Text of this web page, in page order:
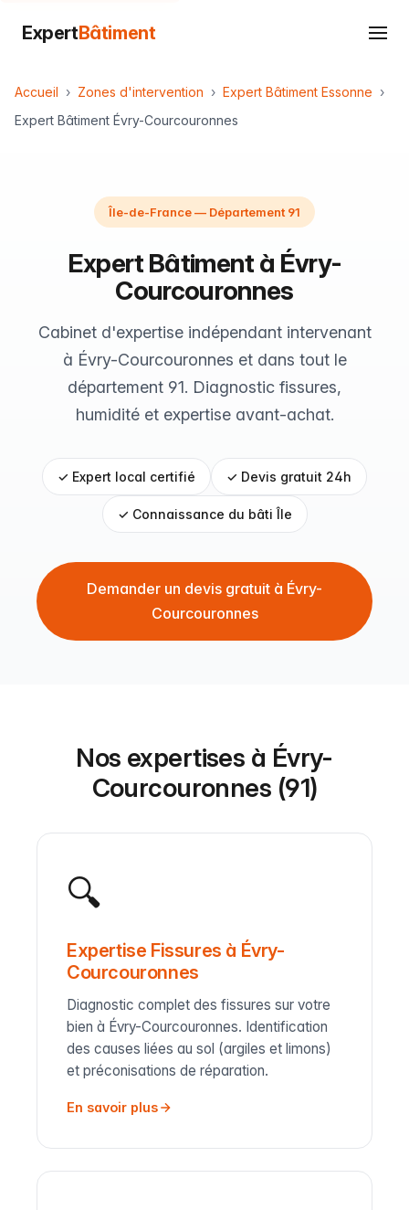
ExpertBâtiment
Accueil Zones d'intervention
Expert Bâtiment Essonne
Expert Bâtiment Évry-Courcouronnes
Île-de-France — Département 91
Expert Bâtiment à Évry-
Courcouronnes
Cabinet d'expertise indépendant intervenant
à Évry-Courcouronnes et dans tout le
département 91. Diagnostic fissures,
humidité et expertise avant-achat.
✓ Expert local certifié ✓ Devis gratuit 24h
✓ Connaissance du bâti Île
Demander un devis gratuit à Évry-
Courcouronnes
Nos expertises à Évry-
Courcouronnes (91)
🔍
Expertise Fissures à Évry-
Courcouronnes
Diagnostic complet des fissures sur votre
bien à Évry-Courcouronnes. Identification
des causes liées au sol (argiles et limons)
et préconisations de réparation.
En savoir plus